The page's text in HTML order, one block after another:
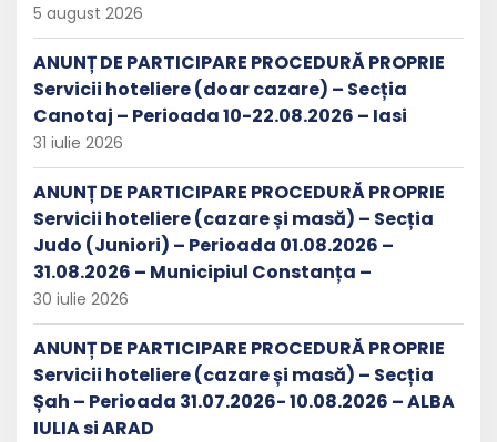
5 august 2026
ANUNȚ DE PARTICIPARE PROCEDURĂ PROPRIE
Servicii hoteliere (doar cazare) – Secția
Canotaj – Perioada 10-22.08.2026 – Iasi
31 iulie 2026
ANUNȚ DE PARTICIPARE PROCEDURĂ PROPRIE
Servicii hoteliere (cazare și masă) – Secția
Judo (Juniori) – Perioada 01.08.2026 –
31.08.2026 – Municipiul Constanța –
30 iulie 2026
ANUNȚ DE PARTICIPARE PROCEDURĂ PROPRIE
Servicii hoteliere (cazare și masă) – Secția
Șah – Perioada 31.07.2026- 10.08.2026 – ALBA
IULIA si ARAD